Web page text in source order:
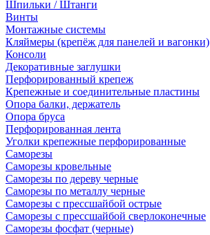
Шпильки / Штанги
Винты
Монтажные системы
Кляймеры (крепёж для панелей и вагонки)
Консоли
Декоративные заглушки
Перфорированный крепеж
Крепежные и соединительные пластины
Опора балки, держатель
Опора бруса
Перфорированная лента
Уголки крепежные перфорированные
Саморезы
Саморезы кровельные
Саморезы по дереву черные
Саморезы по металлу черные
Саморезы с прессшайбой острые
Саморезы с прессшайбой сверлоконечные
Саморезы фосфат (черные)